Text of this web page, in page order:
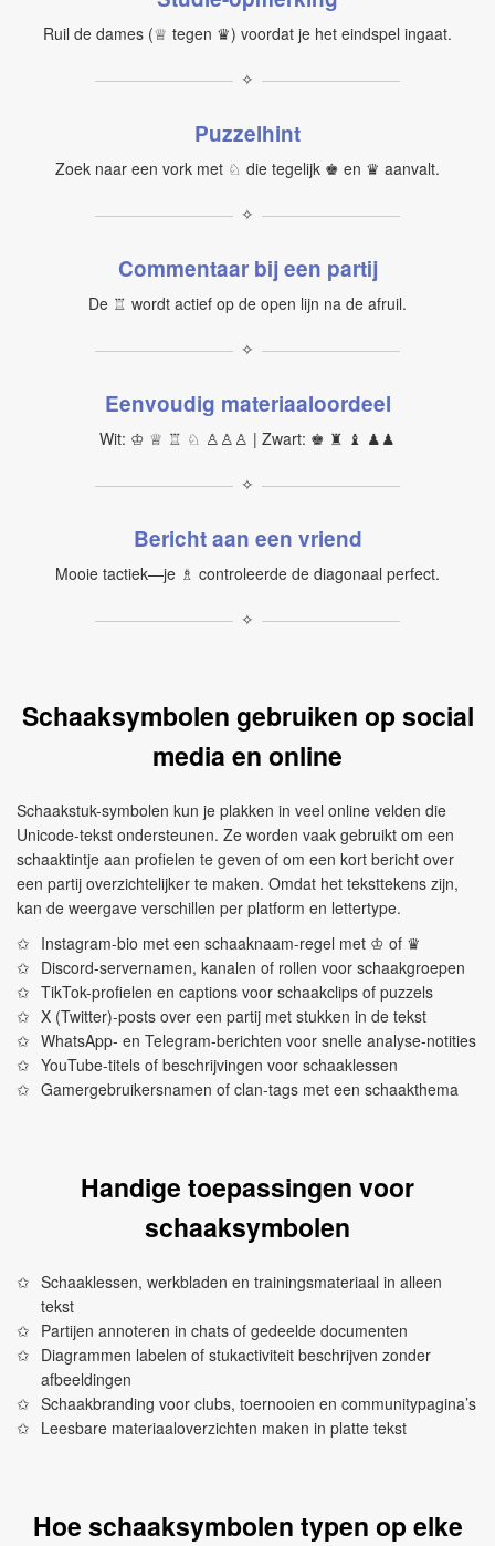
Ruil de dames (♕ tegen ♛) voordat je het eindspel ingaat.
✧
Puzzelhint
Zoek naar een vork met ♘ die tegelijk ♚ en ♛ aanvalt.
✧
Commentaar bij een partij
De ♖ wordt actief op de open lijn na de afruil.
✧
Eenvoudig materiaaloordeel
Wit: ♔ ♕ ♖ ♘ ♙♙♙ | Zwart: ♚ ♜ ♝ ♟♟
✧
Bericht aan een vriend
Mooie tactiek—je ♗ controleerde de diagonaal perfect.
✧
Schaaksymbolen gebruiken op social
media en online
Schaakstuk-symbolen kun je plakken in veel online velden die
Unicode-tekst ondersteunen. Ze worden vaak gebruikt om een
schaaktintje aan profielen te geven of om een kort bericht over
een partij overzichtelijker te maken. Omdat het teksttekens zijn,
kan de weergave verschillen per platform en lettertype.
Instagram-bio met een schaaknaam-regel met ♔ of ♛
Discord-servernamen, kanalen of rollen voor schaakgroepen
TikTok-profielen en captions voor schaakclips of puzzels
X (Twitter)-posts over een partij met stukken in de tekst
WhatsApp- en Telegram-berichten voor snelle analyse-notities
YouTube-titels of beschrijvingen voor schaaklessen
Gamergebruikersnamen of clan-tags met een schaakthema
Handige toepassingen voor
schaaksymbolen
Schaaklessen, werkbladen en trainingsmateriaal in alleen
tekst
Partijen annoteren in chats of gedeelde documenten
Diagrammen labelen of stukactiviteit beschrijven zonder
afbeeldingen
Schaakbranding voor clubs, toernooien en communitypagina’s
Leesbare materiaaloverzichten maken in platte tekst
Hoe schaaksymbolen typen op elke